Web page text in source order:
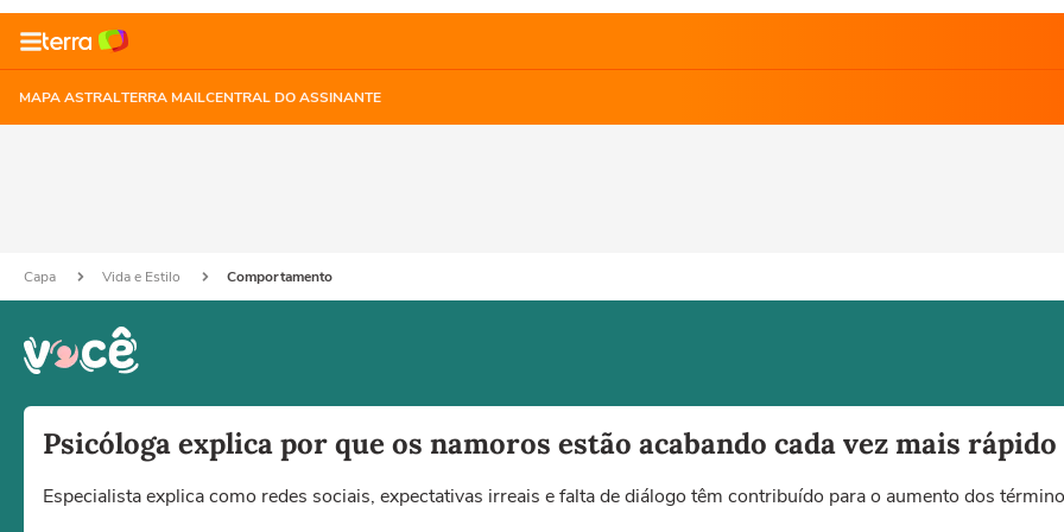
MAPA ASTRALTERRA MAILCENTRAL DO ASSINANTE
Capa Vida e Estilo Comportamento
Psicóloga explica por que os namoros estão acabando cada vez mais rápido
Especialista explica como redes sociais, expectativas irreais e falta de diálogo têm contribuído para o aumento dos